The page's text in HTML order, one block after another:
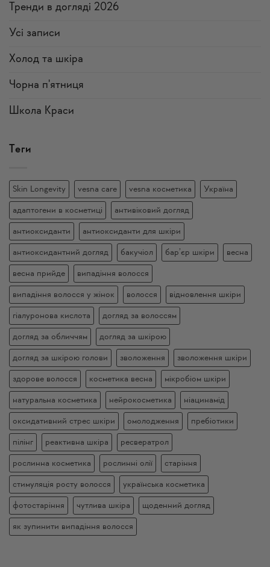
Тренди в догляді 2026
Усi записи
Холод та шкіра
Чорна п'ятниця
Школа Краси
Теги
Skin Longevity vesna care vesna косметика Україна
адаптогени в косметиці антивіковий догляд
антиоксиданти антиоксиданти для шкіри
антиоксидантний догляд бакучіол бар’єр шкіри весна
весна прийде випадіння волосся
випадіння волосся у жінок волосся відновлення шкіри
гіалуронова кислота догляд за волоссям
догляд за обличчям догляд за шкірою
догляд за шкірою голови зволоження зволоження шкіри
здорове волосся косметика весна мікробіом шкіри
натуральна косметика нейрокосметика ніацинамід
оксидативний стрес шкіри омолодження пребіотики
пілінг реактивна шкіра ресвератрол
рослинна косметика рослинні олії старіння
стимуляція росту волосся українська косметика
фотостаріння чутлива шкіра щоденний догляд
як зупинити випадіння волосся